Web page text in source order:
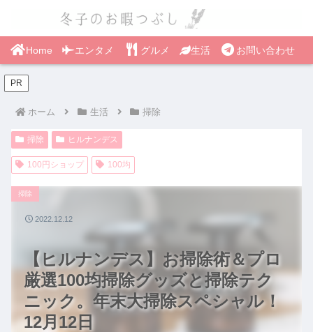
Home エンタメ グルメ 生活 お問い合わせ
PR
ホーム 生活 掃除
掃除 ヒルナンデス
100円ショップ 100均
【ヒルナンデス】お掃除術＆プロ
厳選100均掃除グッズと掃除テク
ニック。年末大掃除スペシャル！
12月12日
掃除
2022.12.12